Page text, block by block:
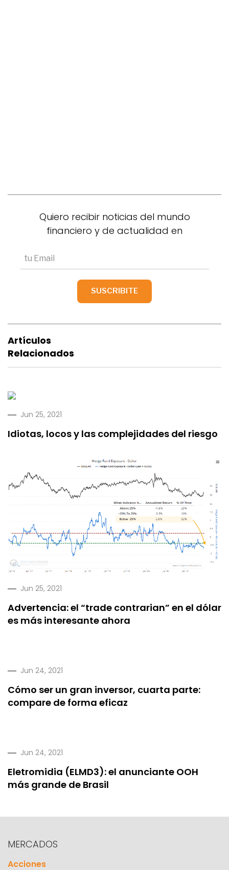
Quiero recibir noticias del mundo
financiero y de actualidad en
Artículos
Relacionados
Jun 25, 2021
Idiotas, locos y las complejidades del riesgo
Jun 25, 2021
Advertencia: el “trade contrarian” en el dólar
es más interesante ahora
Jun 24, 2021
Cómo ser un gran inversor, cuarta parte:
compare de forma eficaz
Jun 24, 2021
Eletromidia (ELMD3): el anunciante OOH
más grande de Brasil
MERCADOS
Acciones